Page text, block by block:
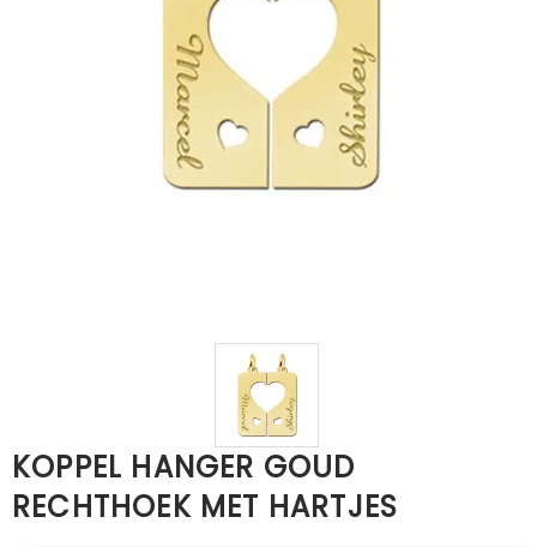
KOPPEL HANGER GOUD
RECHTHOEK MET HARTJES